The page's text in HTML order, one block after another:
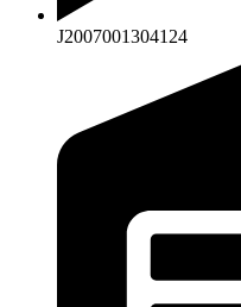
J2007001304124